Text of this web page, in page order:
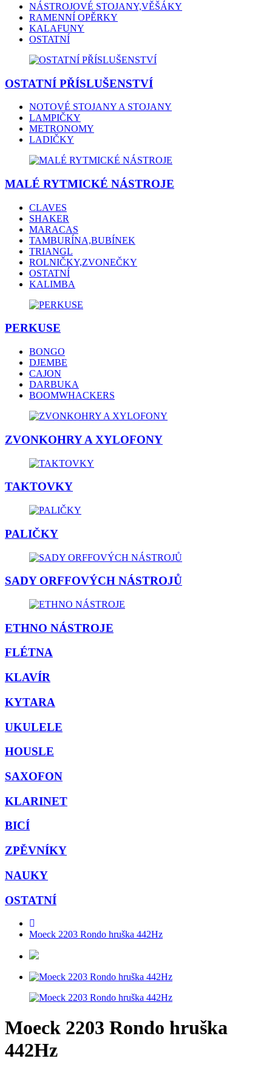
NÁSTROJOVÉ STOJANY,VĚŠÁKY
RAMENNÍ OPĚRKY
KALAFUNY
OSTATNÍ
OSTATNÍ PŘÍSLUŠENSTVÍ
NOTOVÉ STOJANY A STOJANY
LAMPIČKY
METRONOMY
LADIČKY
MALÉ RYTMICKÉ NÁSTROJE
CLAVES
SHAKER
MARACAS
TAMBURÍNA,BUBÍNEK
TRIANGL
ROLNIČKY,ZVONEČKY
OSTATNÍ
KALIMBA
PERKUSE
BONGO
DJEMBE
CAJON
DARBUKA
BOOMWHACKERS
ZVONKOHRY A XYLOFONY
TAKTOVKY
PALIČKY
SADY ORFFOVÝCH NÁSTROJŮ
ETHNO NÁSTROJE
FLÉTNA
KLAVÍR
KYTARA
UKULELE
HOUSLE
SAXOFON
KLARINET
BICÍ
ZPĚVNÍKY
NAUKY
OSTATNÍ
Moeck 2203 Rondo hruška 442Hz
Moeck 2203 Rondo hruška
442Hz